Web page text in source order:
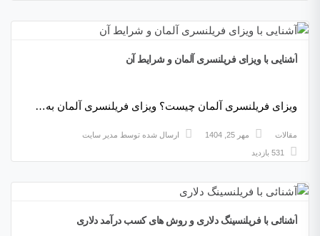
آشنایی با ویزای فریلنسری آلمان و شرایط آن
ویزای فریلنسری آلمان چیست؟ ویزای فریلنسری آلمان به…
مقالات مهر 25, 1404 ارسال شده توسط مدیر سایت
آشنائی با فریلنسینگ دلاری و روش های کسب درآمد دلاری